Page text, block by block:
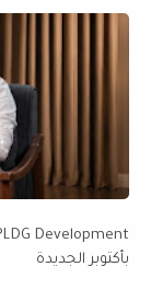
بأكتوبر الجديدة